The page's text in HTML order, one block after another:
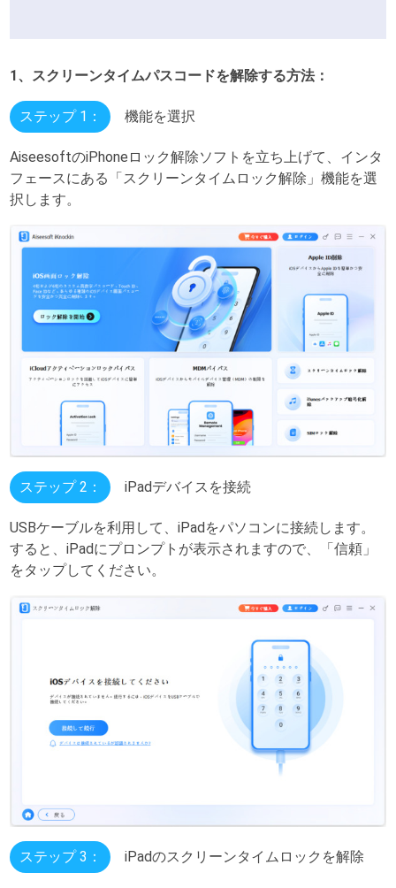
1、スクリーンタイムパスコードを解除する方法：
ステップ 1： 機能を選択
AiseesoftのiPhoneロック解除ソフトを立ち上げて、インタ
フェースにある「スクリーンタイムロック解除」機能を選
択します。
ステップ 2： iPadデバイスを接続
USBケーブルを利用して、iPadをパソコンに接続します。
すると、iPadにプロンプ​​トが表示されますので、「信頼」
をタップしてください。
ステップ 3： iPadのスクリーンタイムロックを解除